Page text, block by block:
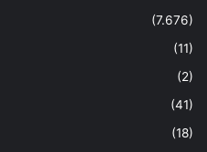
(7.676)
(11)
(2)
(41)
(18)